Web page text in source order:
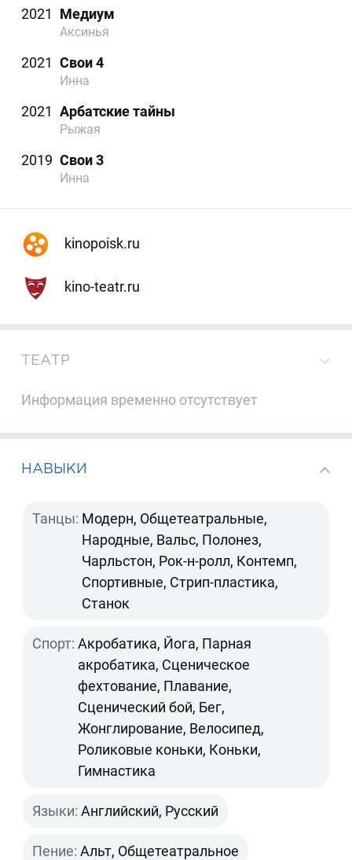
2021 Медиум
Аксинья
2021 Свои 4
Инна
2021 Арбатские тайны
Рыжая
2019 Свои 3
Инна
kinopoisk.ru
kino-teatr.ru
ТЕАТР
Информация временно отсутствует
НАВЫКИ
Танцы: Модерн, Общетеатральные,
Народные, Вальс, Полонез,
Чарльстон, Рок-н-ролл, Контемп,
Спортивные, Стрип-пластика,
Станок
Спорт: Акробатика, Йога, Парная
акробатика, Сценическое
фехтование, Плавание,
Сценический бой, Бег,
Жонглирование, Велосипед,
Роликовые коньки, Коньки,
Гимнастика
Языки: Английский, Русский
Пение: Альт, Общетеатральное